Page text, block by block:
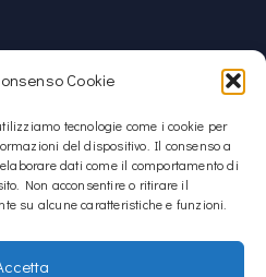
Cookie
tecnologie come i cookie per
del dispositivo. Il consenso a
dati come il comportamento di
Non acconsentire o ritirare il
su alcune caratteristiche e funzioni.